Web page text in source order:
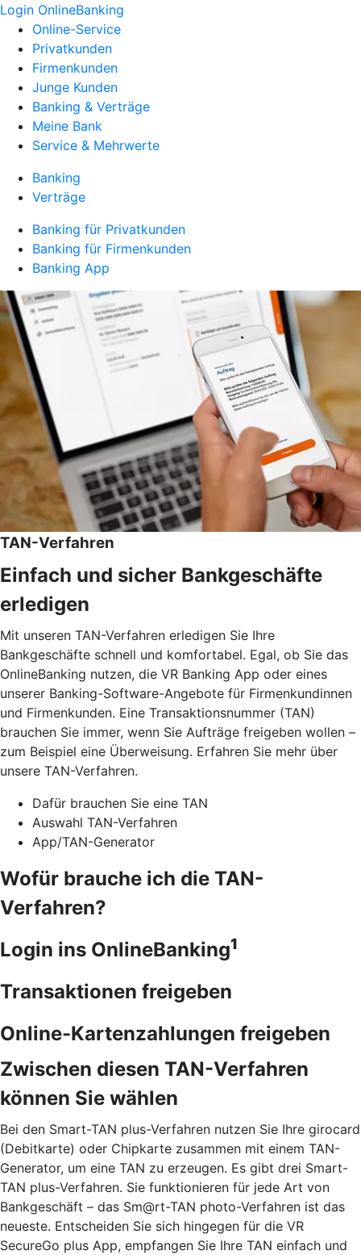
Login OnlineBanking
Online-Service
Privatkunden
Firmenkunden
Junge Kunden
Banking & Verträge
Meine Bank
Service & Mehrwerte
Banking
Verträge
Banking für Privatkunden
Banking für Firmenkunden
Banking App
TAN-Verfahren
Einfach und sicher Bankgeschäfte
erledigen
Mit unseren TAN-Verfahren erledigen Sie Ihre
Bankgeschäfte schnell und komfortabel. Egal, ob Sie das
OnlineBanking nutzen, die VR Banking App oder eines
unserer Banking-Software-Angebote für Firmenkundinnen
und Firmenkunden. Eine Transaktionsnummer (TAN)
brauchen Sie immer, wenn Sie Aufträge freigeben wollen –
zum Beispiel eine Überweisung. Erfahren Sie mehr über
unsere TAN-Verfahren.
Dafür brauchen Sie eine TAN
Auswahl TAN-Verfahren
App/TAN-Generator
Wofür brauche ich die TAN-
Verfahren?
Login ins OnlineBanking1
Transaktionen freigeben
Online-Kartenzahlungen freigeben
Zwischen diesen TAN-Verfahren
können Sie wählen
Bei den Smart-TAN plus-Verfahren nutzen Sie Ihre girocard
(Debitkarte) oder Chipkarte zusammen mit einem TAN-
Generator, um eine TAN zu erzeugen. Es gibt drei Smart-
TAN plus-Verfahren. Sie funktionieren für jede Art von
Bankgeschäft – das Sm@rt-TAN photo-Verfahren ist das
neueste. Entscheiden Sie sich hingegen für die VR
SecureGo plus App, empfangen Sie Ihre TAN einfach und